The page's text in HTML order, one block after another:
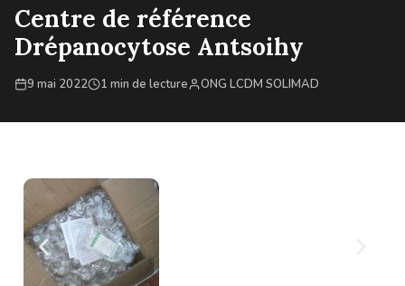
Centre de référence
Drépanocytose Antsoihy
9 mai 2022 1 min de lecture ONG LCDM SOLIMAD